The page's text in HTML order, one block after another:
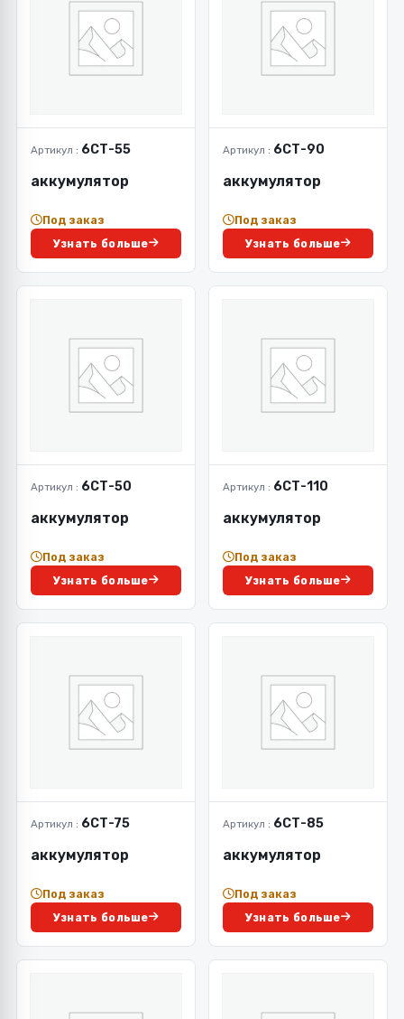
Артикул : 6СТ-55
аккумулятор
Под заказ
Узнать больше
Артикул : 6СТ-90
аккумулятор
Под заказ
Узнать больше
Артикул : 6СТ-50
аккумулятор
Под заказ
Узнать больше
Артикул : 6СТ-110
аккумулятор
Под заказ
Узнать больше
Артикул : 6СТ-75
аккумулятор
Под заказ
Узнать больше
Артикул : 6СТ-85
аккумулятор
Под заказ
Узнать больше